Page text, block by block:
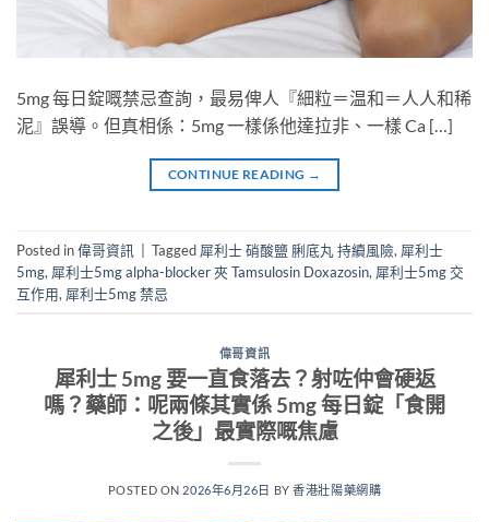
5mg 每日錠嘅禁忌查詢，最易俾人『細粒＝温和＝人人和稀
泥』誤導。但真相係：5mg 一樣係他達拉非、一樣 Ca […]
CONTINUE READING →
Posted in偉哥資訊 Tagged 犀利士 硝酸鹽 脷底丸 持續風險, 犀利士
5mg, 犀利士5mg alpha-blocker 夾 Tamsulosin Doxazosin, 犀利士5mg 交
互作用, 犀利士5mg 禁忌
偉哥資訊
犀利士 5mg 要一直食落去？射咗仲會硬返
嗎？藥師：呢兩條其實係 5mg 每日錠「食開
之後」最實際嘅焦慮
POSTED ON 2026年6月26日 BY香港壯陽藥網購